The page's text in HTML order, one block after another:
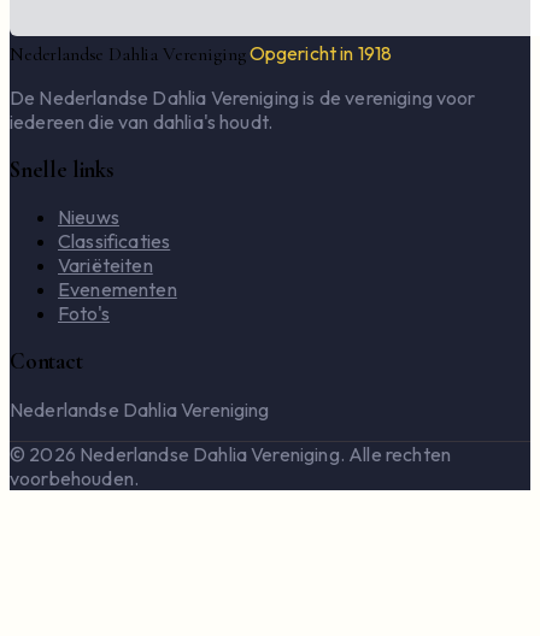
Nederlandse Dahlia VerenigingOpgericht in 1918
De Nederlandse Dahlia Vereniging is de vereniging voor
iedereen die van dahlia's houdt.
Snelle links
Nieuws
Classificaties
Variëteiten
Evenementen
Foto's
Contact
Nederlandse Dahlia Vereniging
© 2026 Nederlandse Dahlia Vereniging. Alle rechten
voorbehouden.